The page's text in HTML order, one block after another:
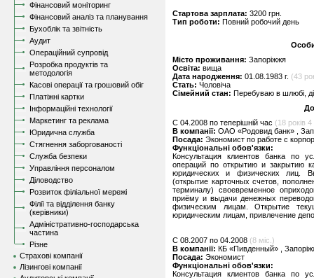
Фінансовий моніторинг
Фінансовий аналіз та планування
Бухоблік та звітність
Аудит
Операційний супровід
Розробка продуктів та
методологія
Касові операції та грошовий обіг
Платіжні картки
Інформаційні технології
Маркетинг та реклама
Юридична служба
Стягнення заборгованості
Служба безпеки
Управління персоналом
Діловодство
Розвиток філіальної мережі
Філії та відділення банку
(керівники)
Адміністративно-господарська
частина
Різне
Страхові компанії
Лізингові компанії
Стартова зарплата: 3200 грн.
Тип роботи: Повний робочий день
Місто проживання: Запоріжжя
Освіта: вища
Дата народження: 01.08.1983 г. (43
Стать: Чоловіча
Сімейний стан: Перебуваю в шлюбі,
C 04.2008 по теперішній час (18 років 4
В компанії: ОАО «Родовид банк» ,
Посада: Экономист по работе с
Функціональні обов'язки:
Консультация клиентов банка по
операций по открытию и закрытию
юридических и физических лиц.
(открытие карточных счетов,
терминалу) своевременное
приёму и выдачи денежных
физическим лицам. Открытие
юридическим лицам, привлечение
C 08.2007 по 04.2008 (8 міс.)
В компанії: КБ «Пивденный» ,
Посада: Экономист
Функціональні обов'язки:
Консультация клиентов банка по